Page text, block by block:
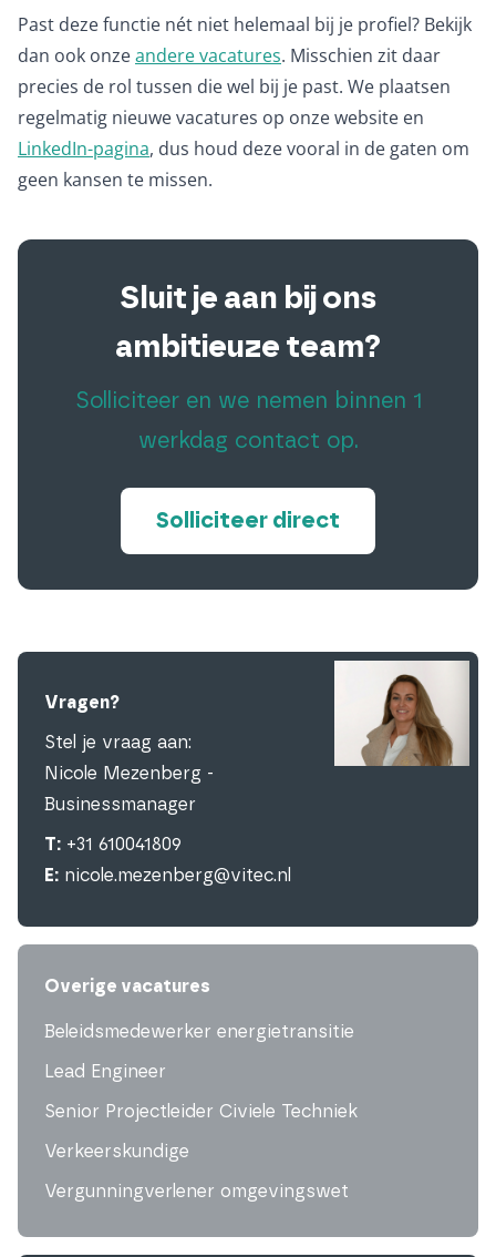
Vragen?
Stel je vraag aan:
Nicole Mezenberg -
Businessmanager
T: +31 610041809
E: nicole.mezenberg@vitec.nl
Overige vacatures
Beleidsmedewerker energietransitie
Lead Engineer
Senior Projectleider Civiele Techniek
Verkeerskundige
Vergunningverlener omgevingswet
Past deze functie nét niet helemaal bij je profiel? Bekijk
dan ook onzeandere vacatures. Misschien zit daar
precies de rol tussen die wel bij je past. We plaatsen
regelmatig nieuwe vacatures op onze website en
LinkedIn-pagina, dus houd deze vooral in de gaten om
geen kansen te missen.
Sluit je aan bij ons
ambitieuze team?
Solliciteer en we nemen binnen 1
werkdag contact op.
Solliciteer direct